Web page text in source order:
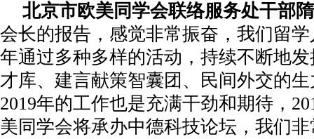
北京市欧美同学会联络服务处干部
会长的报告，感觉非常振奋，我们留学
年通过多种多样的活动，持续不断地
才库、建言献策智囊团、民间外交的
2019年的工作也是充满干劲和期待，
美同学会将承办中德科技论坛，我们